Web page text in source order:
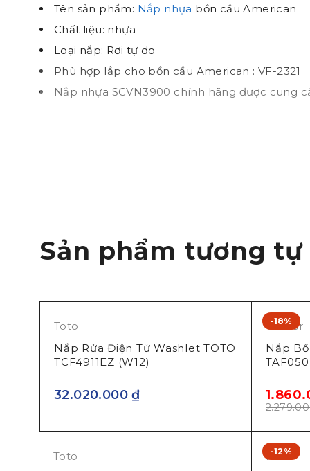
Tên sản phẩm: Nắp nhựa bồn cầu American
Chất liệu: nhựa
Loại nắp: Rơi tự do
Phù hợp lắp cho bồn cầu American : VF-2321
Nắp nhựa SCVN3900 chính hãng được cung
Sản phẩm tương tự
Toto
Nắp Rửa Điện Tử Washlet TOTO
TCF4911EZ (W12)
32.020.000₫
-18%
Caesar
Nắp
Toto
-12%
Inax